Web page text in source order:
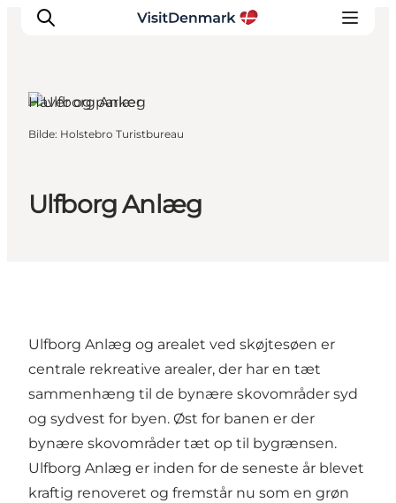
Aktiviteter
Overnatting
Ulfborg Anlæg
Haver og parker
Bilde: Holstebro Turistbureau
Ulfborg Anlæg og arealet ved skøjtesøen er
centrale rekreative arealer, der har en tæt
sammenhæng til de bynære skovområder syd
og sydvest for byen. Øst for banen er der
bynære skovområder tæt op til bygrænsen.
Ulfborg Anlæg er inden for de seneste år blevet
kraftig renoveret og fremstår nu som en grøn